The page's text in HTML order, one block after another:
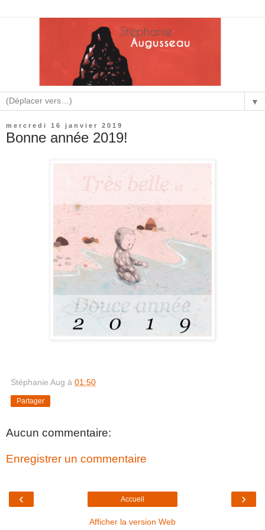
▼
mercredi 16 janvier 2019
Bonne année 2019!
Stéphanie Aug à 01:50
Partager
Aucun commentaire:
Enregistrer un commentaire
‹ ›
Accueil
Afficher la version Web